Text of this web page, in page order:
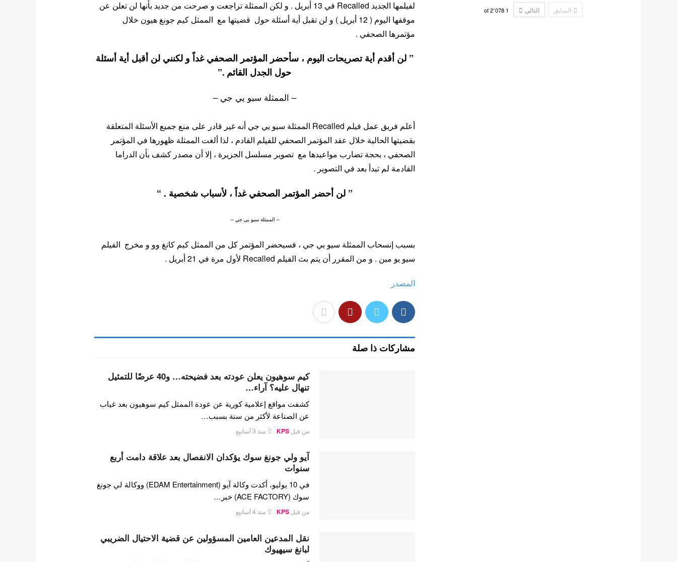
لفيلمها الجديد Recalled في 13 أبريل . و لكن الممثلة تراجعت و صرحت من جديد بأنها لن تعلن عن
موقفها اليوم ( 12 أبريل ) و لن تقبل أية أسئلة حول قضيتها مع الممثل كيم جونغ هيون خلال
مؤتمرها الصحفي .
” لن أقدم أية تصريحات اليوم ، سأحضر المؤتمر الصحفي غداً و لكنني لن أقبل أية أسئلة
حول الجدل القائم .”
– الممثلة سيو يي جي –
أعلم فريق عمل فيلم Recalled الممثلة سيو يي جي أنه غير قادر على منع جميع الأسئلة المتعلقة
بقضيتها الحالية خلال عقد المؤتمر الصحفي للفيلم القادم ، لذا ألغت الممثلة ظهورها في المؤتمر
الصحفي ، بحجة تضارب مواعيدها مع تصوير مسلسل الجزيرة ، إلا أن مصدر كشف بأن الدراما
القادمة لم تبدأ بعد في التصوير .
” لن أحضر المؤتمر الصحفي غداً ، لأسباب شخصية . “
– الممثلة سيو يي جي –
بسبب إنسحاب الممثلة سيو يي جي ، فسيحضر المؤتمر كل من الممثل كيم كانغ وو و مخرج الفيلم
سيو يو مين . و من المقرر أن يتم بث الفيلم Recalled لأول مرة في 21 أبريل .
المصدر
مشاركات ذا صلة
كيم سوهيون يعلن عودته بعد فضيحته… و40 عرضًا للتمثيل
تنهال عليه؟ آراء…
كشفت مواقع إعلامية كورية عن عودة الممثل كيم سوهيون بعد غياب
عن الصناعة لأكثر من سنة بسبب…
من قبلKPS منذ 3 أسابيع
آيو ولي جونغ سوك يؤكدان الانفصال بعد علاقة دامت أربع
سنوات
في 10 يوليو، أكدت وكالة آيو (EDAM Entertainment) ووكالة لي جونغ
سوك (ACE FACTORY) خبر…
من قبلKPS منذ 4 أسابيع
نقل المدعين العامين المسؤولين عن قضية الاحتيال الضريبي
لبانغ سيهيوك
السابق التالي 1 2٬078